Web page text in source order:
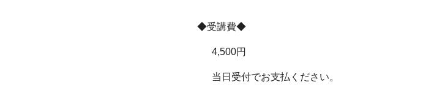
◆受講費◆
4,500円
当日受付でお支払ください。